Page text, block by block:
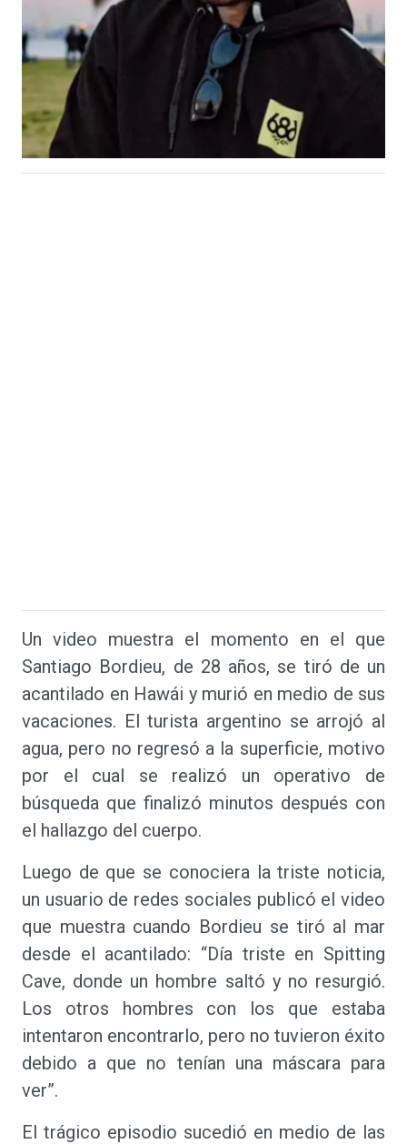
Un video muestra el momento en el que
Santiago Bordieu, de 28 años, se tiró de un
acantilado en Hawái y murió en medio de sus
vacaciones. El turista argentino se arrojó al
agua, pero no regresó a la superficie, motivo
por el cual se realizó un operativo de
búsqueda que finalizó minutos después con
el hallazgo del cuerpo.
Luego de que se conociera la triste noticia,
un usuario de redes sociales publicó el video
que muestra cuando Bordieu se tiró al mar
desde el acantilado: “Día triste en Spitting
Cave, donde un hombre saltó y no resurgió.
Los otros hombres con los que estaba
intentaron encontrarlo, pero no tuvieron éxito
debido a que no tenían una máscara para
ver”.
El trágico episodio sucedió en medio de las